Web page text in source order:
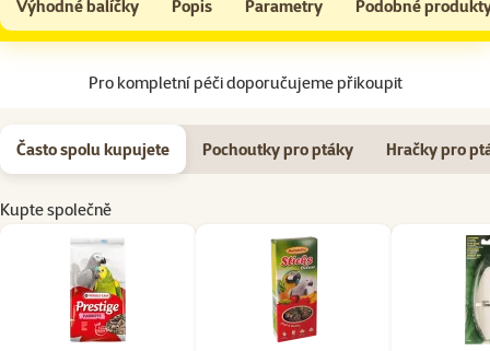
Krmivo Versele-Laga Prestige pro velké papoušky 3kg
Do košíku
Výhodné balíčky Popis Parametry Podobné
Na začátek stránky
Pro kompletní péči doporučujeme přikoupit
Často spolu kupujete Pochoutky pro ptáky Hračky pro
Kupte společně